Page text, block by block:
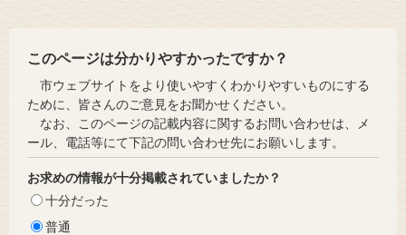
このページは分かりやすかったですか？
市ウェブサイトをより使いやすくわかりやすいものにする
ために、皆さんのご意見をお聞かせください。
なお、このページの記載内容に関するお問い合わせは、メ
ール、電話等にて下記の問い合わせ先にお願いします。
お求めの情報が十分掲載されていましたか？
十分だった
普通